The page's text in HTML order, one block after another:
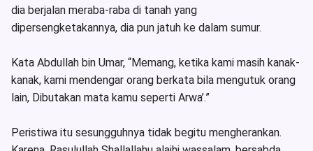
dia berjalan meraba-raba di tanah yang
dipersengketakannya, dia pun jatuh ke dalam sumur.
Kata Abdullah bin Umar, “Memang, ketika kami masih kanak-
kanak, kami mendengar orang berkata bila mengutuk orang
lain, Dibutakan mata kamu seperti Arwa’.”
Peristiwa itu sesungguhnya tidak begitu mengherankan.